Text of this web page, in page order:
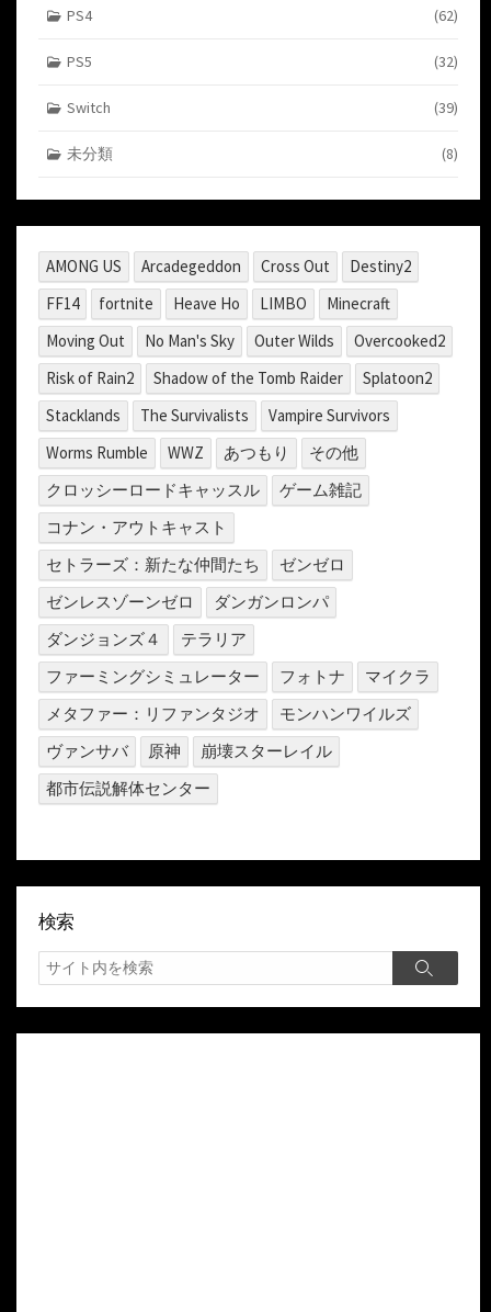
PS4 (62)
PS5 (32)
Switch (39)
未分類 (8)
AMONG US Arcadegeddon Cross Out
Destiny2
FF14
fortnite Heave Ho LIMBO
Minecraft
Moving Out
No Man's Sky Outer Wilds
Overcooked2
Risk of Rain2
Shadow of the Tomb Raider
Splatoon2
Stacklands
The Survivalists
Vampire Survivors
Worms Rumble
WWZ あつもり
その他
クロッシーロードキャッスル
ゲーム雑記
コナン・アウトキャスト
セトラーズ：新たな仲間たち
ゼンゼロ
ゼンレスゾーンゼロ
ダンガンロンパ
ダンジョンズ４
テラリア
ファーミングシミュレーター
フォトナ
マイクラ
メタファー：リファンタジオ
モンハンワイルズ
ヴァンサバ
原神
崩壊スターレイル
都市伝説解体センター
検索
検
索
検